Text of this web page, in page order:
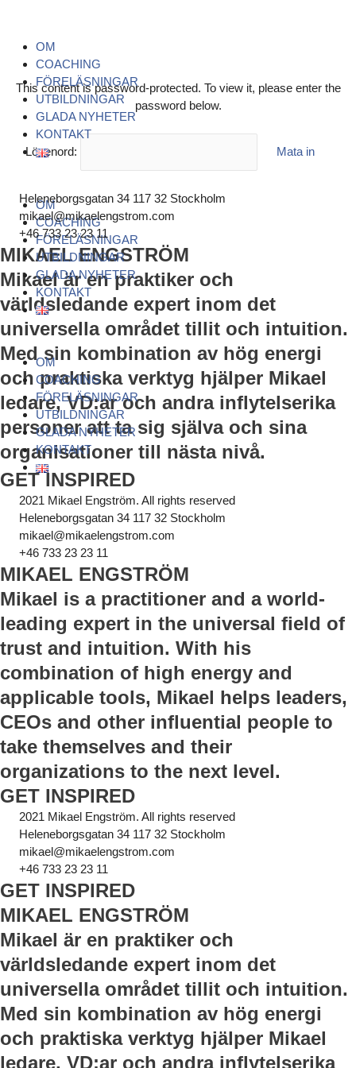
innehållOM
COACHING
FÖRELÄSNINGAR
UTBILDNINGAR
GLADA NYHETER
KONTAKT
OM
COACHING
FÖRELÄSNINGAR
UTBILDNINGAR
GLADA NYHETER
KONTAKT
OM
COACHING
FÖRELÄSNINGAR
UTBILDNINGAR
GLADA NYHETER
KONTAKT
This content is password-protected. To view it, please enter the
password below.
Lösenord:
Heleneborgsgatan 34 117 32 Stockholm
mikael@mikaelengstrom.com
+46 733 23 23 11
MIKAEL ENGSTRÖM
Mikael är en praktiker och
världsledande expert inom det
universella området tillit och intuition.
Med sin kombination av hög energi
och praktiska verktyg hjälper Mikael
ledare, VD:ar och andra inflytelserika
personer att ta sig själva och sina
organisationer till nästa nivå.
GET INSPIRED
2021 Mikael Engström. All rights reserved
Heleneborgsgatan 34 117 32 Stockholm
mikael@mikaelengstrom.com
+46 733 23 23 11
MIKAEL ENGSTRÖM
Mikael is a practitioner and a world-
leading expert in the universal field of
trust and intuition. With his
combination of high energy and
applicable tools, Mikael helps leaders,
CEOs and other influential people to
take themselves and their
organizations to the next level.
GET INSPIRED
2021 Mikael Engström. All rights reserved
Heleneborgsgatan 34 117 32 Stockholm
mikael@mikaelengstrom.com
+46 733 23 23 11
GET INSPIRED
MIKAEL ENGSTRÖM
Mikael är en praktiker och
världsledande expert inom det
universella området tillit och intuition.
Med sin kombination av hög energi
och praktiska verktyg hjälper Mikael
ledare, VD:ar och andra inflytelserika